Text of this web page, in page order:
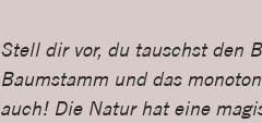
Stell dir vor, du tauschst den
Baumstamm und das
auch! Die Natur hat eine